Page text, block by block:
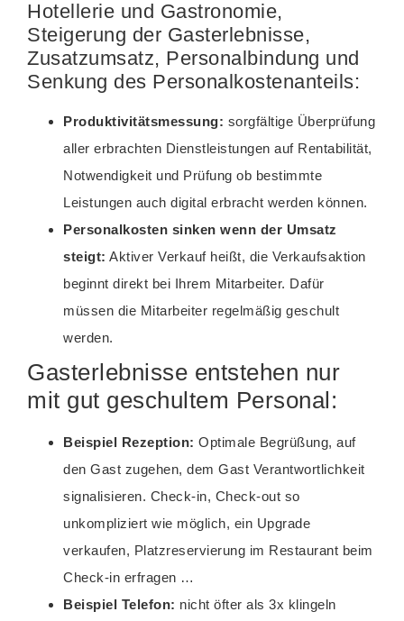
Hotellerie und Gastronomie,
Steigerung der Gasterlebnisse,
Zusatzumsatz, Personalbindung und
Senkung des Personalkostenanteils:
Produktivitätsmessung: sorgfältige Überprüfung
aller erbrachten Dienstleistungen auf Rentabilität,
Notwendigkeit und Prüfung ob bestimmte
Leistungen auch digital erbracht werden können.
Personalkosten sinken wenn der Umsatz
steigt: Aktiver Verkauf heißt, die Verkaufsaktion
beginnt direkt bei Ihrem Mitarbeiter. Dafür
müssen die Mitarbeiter regelmäßig geschult
werden.
Gasterlebnisse entstehen nur
mit gut geschultem Personal:
Beispiel Rezeption: Optimale Begrüßung, auf
den Gast zugehen, dem Gast Verantwortlichkeit
signalisieren. Check-in, Check-out so
unkompliziert wie möglich, ein Upgrade
verkaufen, Platzreservierung im Restaurant beim
Check-in erfragen …
Beispiel Telefon: nicht öfter als 3x klingeln